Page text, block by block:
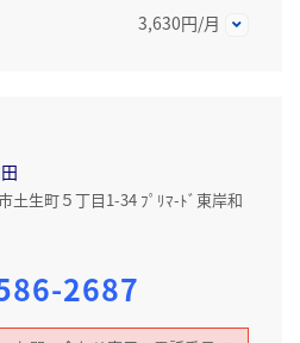
3,630円/月
土生町５丁目1-34 ﾌﾟﾘﾏ-ﾄﾞ東岸和
2687